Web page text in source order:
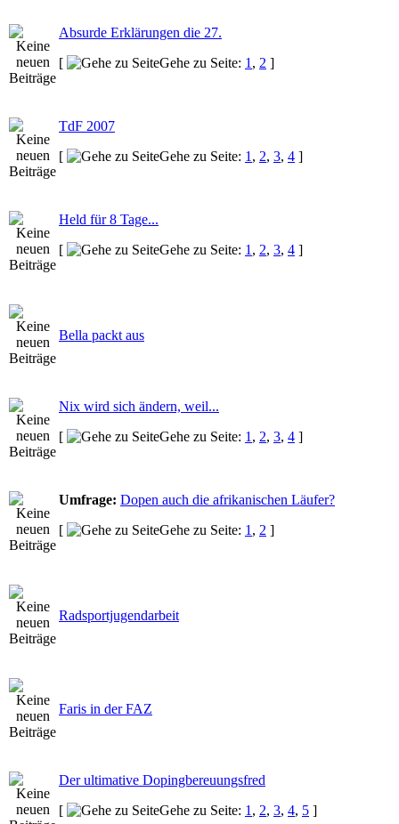
Absurde Erklärungen die 27.
[
Gehe zu Seite: 1 , 2 ]
TdF 2007
[
Gehe zu Seite: 1 , 2, 3, 4 ]
Held für 8 Tage...
[
Gehe zu Seite: 1 , 2, 3, 4 ]
Bella packt aus
Nix wird sich ändern, weil...
[
Gehe zu Seite: 1 , 2, 3, 4 ]
Umfrage: Dopen auch die afrikanischen Läufer?
[
Gehe zu Seite: 1 , 2 ]
Radsportjugendarbeit
Faris in der FAZ
Der ultimative Dopingbereuungsfred
[
Gehe zu Seite: 1 , 2, 3, 4, 5 ]